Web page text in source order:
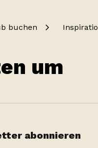
buchen
um
abonnieren